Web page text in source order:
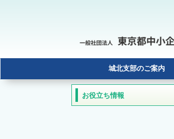
城北支部のご案内
お役立ち情報